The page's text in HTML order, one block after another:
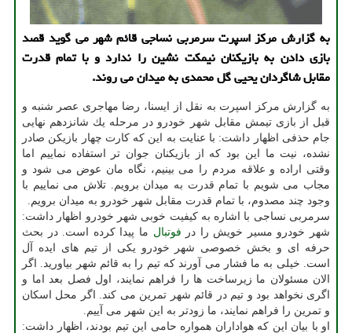
به گزارش مركز اسپرت سرمربی نساجی قائم شهر می گوید قصد
بازی دادن به بازیكنان نیمكت نشین را ندارد و با تمام قدرت
مقابل شاگردان یحیی گل محمدی به میدان می روند.
به گزارش مركز اسپرت به نقل از ایسنا، رضا مهاجری عصر شنبه و
قبل از بازی تیمش مقابل شهر خودرو در مرحله یك شانزدهم نهایی
جام حذفی اظهار داشت: با عنایت به این كه كارت چهار بازیكن صادر
نشده، نیت ما این بود كه از بازیكنان جوان تر استفاده نماییم اما
وقتی اراده و علاقه مردم را می بینیم، نگاه مان عوض می شود و
مجاب می شویم با تمام قدرت به میدان برویم. تلاش می نماییم با
وجود چند مصدوم، با تمام قدرت مقابل شهر خودرو به میدان برویم.
سرمربی نساجی با اشاره به كیفیت خوبی شهر خودرو اظهار داشت:
شهر خودرو مسیر خویش را در فوتبال ما پیدا كرده است. در بحث
حرفه ای و بخش خصوصی شهر خودرو یكی از تیم های ایده آل
است. خیلی به ما فشار می آورند كه تیم را به قائم شهر بیاورید. اگر
الان مسئولان ما زیرساخت ها را فراهم نمایند، اول فصل بعد اما و
اگری نخواهد بود و تیم در قائم شهر تمرین می كند. اگر محل اسكان
و تمرین را فراهم نمایند، ما زودتر به این شهر می آییم.
او با بیان این كه هواداران همواره حامی این تیم بودند، اظهار داشت: